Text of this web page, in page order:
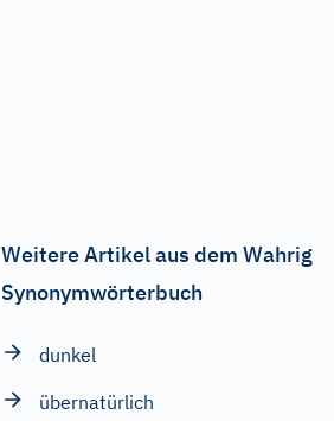
Weitere Artikel aus dem Wahrig
Synonymwörterbuch
dunkel
übernatürlich